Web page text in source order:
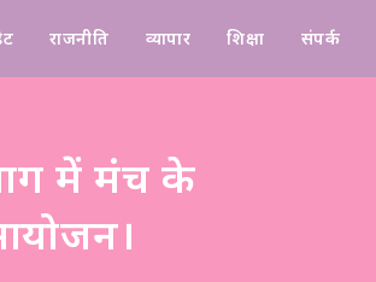
राजनीति व्यापार शिक्षा संपर्क
में मंच के